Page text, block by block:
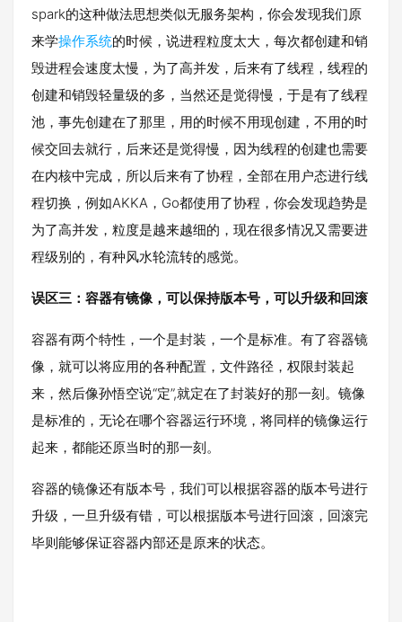
spark的这种做法思想类似无服务架构，你会发现我们原
来学操作系统的时候，说进程粒度太大，每次都创建和销
毁进程会速度太慢，为了高并发，后来有了线程，线程的
创建和销毁轻量级的多，当然还是觉得慢，于是有了线程
池，事先创建在了那里，用的时候不用现创建，不用的时
候交回去就行，后来还是觉得慢，因为线程的创建也需要
在内核中完成，所以后来有了协程，全部在用户态进行线
程切换，例如AKKA，Go都使用了协程，你会发现趋势是
为了高并发，粒度是越来越细的，现在很多情况又需要进
程级别的，有种风水轮流转的感觉。
误区三：容器有镜像，可以保持版本号，可以升级和回滚
容器有两个特性，一个是封装，一个是标准。有了容器镜
像，就可以将应用的各种配置，文件路径，权限封装起
来，然后像孙悟空说“定”,就定在了封装好的那一刻。镜像
是标准的，无论在哪个容器运行环境，将同样的镜像运行
起来，都能还原当时的那一刻。
容器的镜像还有版本号，我们可以根据容器的版本号进行
升级，一旦升级有错，可以根据版本号进行回滚，回滚完
毕则能够保证容器内部还是原来的状态。